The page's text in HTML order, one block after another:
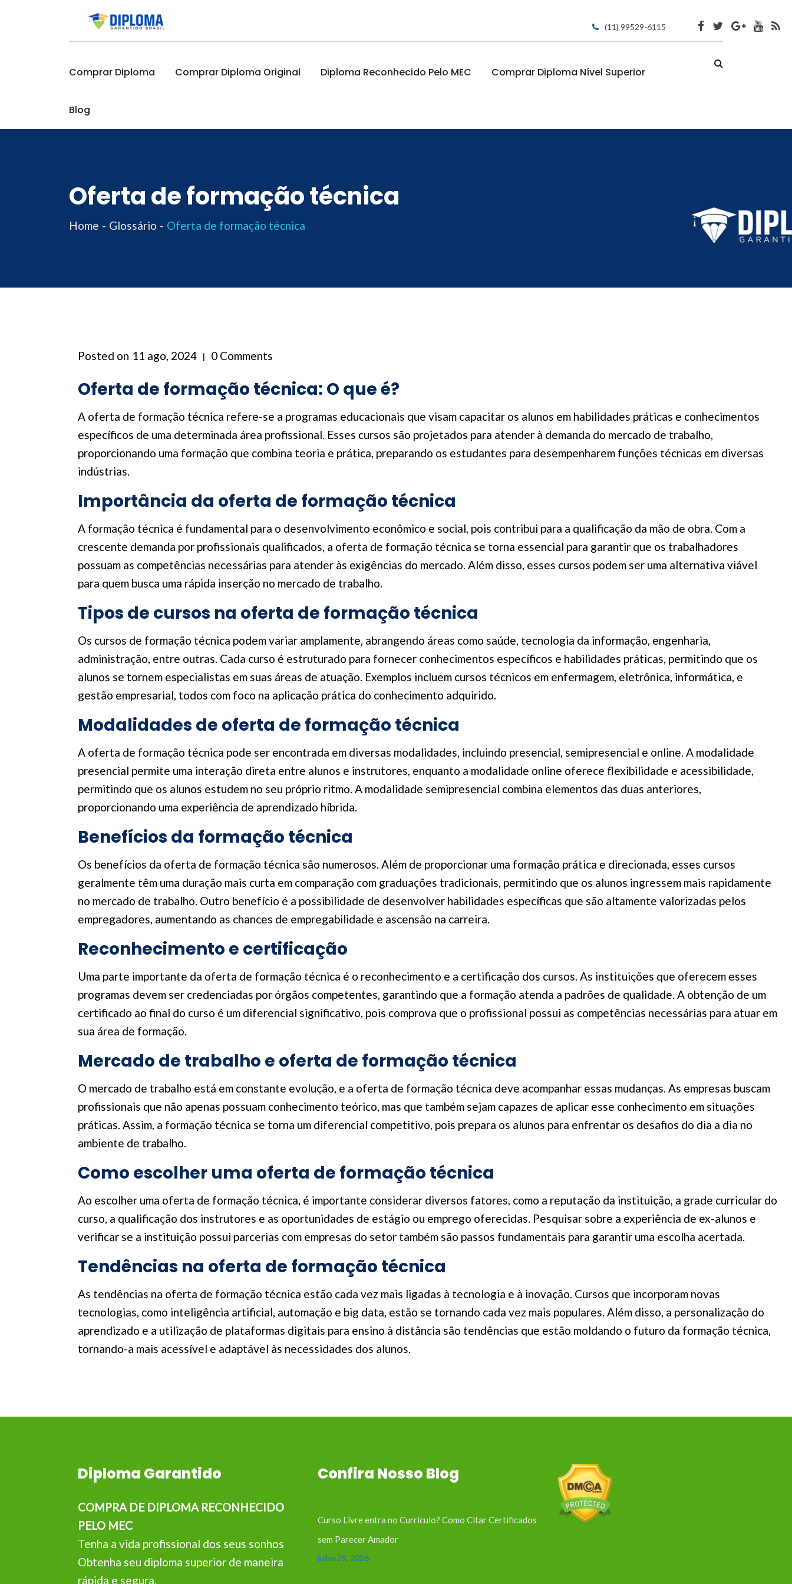
(11) 99529-6115
Comprar Diploma Comprar Diploma Original Diploma Reconhecido Pelo MEC Comprar Diploma Nível Superior
Blog
Oferta de formação técnica
Home Glossário Oferta de formação técnica
Posted on 11 ago, 2024 0 Comments
Oferta de formação técnica: O que é?
A oferta de formação técnica refere-se a programas educacionais que visam capacitar os alunos em habilidades práticas e conhecimentos
específicos de uma determinada área profissional. Esses cursos são projetados para atender à demanda do mercado de trabalho,
proporcionando uma formação que combina teoria e prática, preparando os estudantes para desempenharem funções técnicas em diversas
indústrias.
Importância da oferta de formação técnica
A formação técnica é fundamental para o desenvolvimento econômico e social, pois contribui para a qualificação da mão de obra. Com a
crescente demanda por profissionais qualificados, a oferta de formação técnica se torna essencial para garantir que os trabalhadores
possuam as competências necessárias para atender às exigências do mercado. Além disso, esses cursos podem ser uma alternativa viável
para quem busca uma rápida inserção no mercado de trabalho.
Tipos de cursos na oferta de formação técnica
Os cursos de formação técnica podem variar amplamente, abrangendo áreas como saúde, tecnologia da informação, engenharia,
administração, entre outras. Cada curso é estruturado para fornecer conhecimentos específicos e habilidades práticas, permitindo que os
alunos se tornem especialistas em suas áreas de atuação. Exemplos incluem cursos técnicos em enfermagem, eletrônica, informática, e
gestão empresarial, todos com foco na aplicação prática do conhecimento adquirido.
Modalidades de oferta de formação técnica
A oferta de formação técnica pode ser encontrada em diversas modalidades, incluindo presencial, semipresencial e online. A modalidade
presencial permite uma interação direta entre alunos e instrutores, enquanto a modalidade online oferece flexibilidade e acessibilidade,
permitindo que os alunos estudem no seu próprio ritmo. A modalidade semipresencial combina elementos das duas anteriores,
proporcionando uma experiência de aprendizado híbrida.
Benefícios da formação técnica
Os benefícios da oferta de formação técnica são numerosos. Além de proporcionar uma formação prática e direcionada, esses cursos
geralmente têm uma duração mais curta em comparação com graduações tradicionais, permitindo que os alunos ingressem mais rapidamente
no mercado de trabalho. Outro benefício é a possibilidade de desenvolver habilidades específicas que são altamente valorizadas pelos
empregadores, aumentando as chances de empregabilidade e ascensão na carreira.
Reconhecimento e certificação
Uma parte importante da oferta de formação técnica é o reconhecimento e a certificação dos cursos. As instituições que oferecem esses
programas devem ser credenciadas por órgãos competentes, garantindo que a formação atenda a padrões de qualidade. A obtenção de um
certificado ao final do curso é um diferencial significativo, pois comprova que o profissional possui as competências necessárias para atuar em
sua área de formação.
Mercado de trabalho e oferta de formação técnica
O mercado de trabalho está em constante evolução, e a oferta de formação técnica deve acompanhar essas mudanças. As empresas buscam
profissionais que não apenas possuam conhecimento teórico, mas que também sejam capazes de aplicar esse conhecimento em situações
práticas. Assim, a formação técnica se torna um diferencial competitivo, pois prepara os alunos para enfrentar os desafios do dia a dia no
ambiente de trabalho.
Como escolher uma oferta de formação técnica
Ao escolher uma oferta de formação técnica, é importante considerar diversos fatores, como a reputação da instituição, a grade curricular do
curso, a qualificação dos instrutores e as oportunidades de estágio ou emprego oferecidas. Pesquisar sobre a experiência de ex-alunos e
verificar se a instituição possui parcerias com empresas do setor também são passos fundamentais para garantir uma escolha acertada.
Tendências na oferta de formação técnica
As tendências na oferta de formação técnica estão cada vez mais ligadas à tecnologia e à inovação. Cursos que incorporam novas
tecnologias, como inteligência artificial, automação e big data, estão se tornando cada vez mais populares. Além disso, a personalização do
aprendizado e a utilização de plataformas digitais para ensino à distância são tendências que estão moldando o futuro da formação técnica,
tornando-a mais acessível e adaptável às necessidades dos alunos.
Diploma Garantido
COMPRA DE DIPLOMA RECONHECIDO
PELO MEC
Tenha a vida profissional dos seus sonhos
Obtenha seu diploma superior de maneira
rápida e segura.
Confira Nosso Blog
Curso Livre entra no Currículo? Como Citar Certificados
sem Parecer Amador
julho 29, 2026